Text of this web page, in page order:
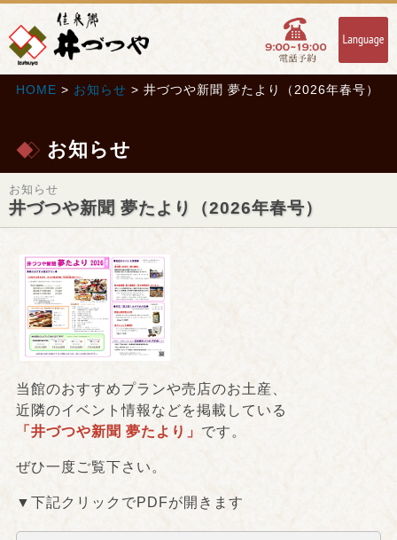
HOME > お知らせ > 井づつや新聞 夢たより（2026年春号）
お知らせ
お知らせ
井づつや新聞 夢たより（2026年春号）
当館のおすすめプランや売店のお土産、
近隣のイベント情報などを掲載している
「井づつや新聞 夢たより」 です。
ぜひ一度ご覧下さい。
▼下記クリックでPDFが開きます